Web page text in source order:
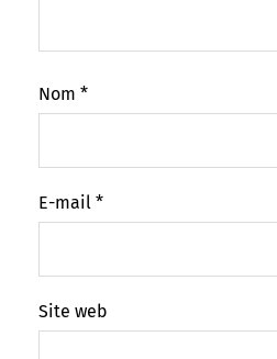
Nom *
E-mail *
Site web